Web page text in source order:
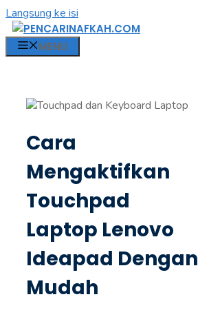
Langsung ke isi
MENU
Cara
Mengaktifkan
Touchpad
Laptop Lenovo
Ideapad Dengan
Mudah